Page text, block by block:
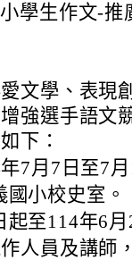
學生作文-
文學、表現
強選手語文
下：
7月7日至7
小校史室。
起至114年6
人員及講師